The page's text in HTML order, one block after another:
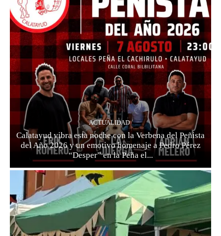
ACTUALIDAD
Calatayud vibra esta noche con la Verbena del Peñista
del Año 2026 y un emotivo homenaje a Pedro Pérez
“Desper” en la Peña el...